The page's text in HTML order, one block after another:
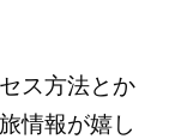
ス方法とか
情報が嬉し